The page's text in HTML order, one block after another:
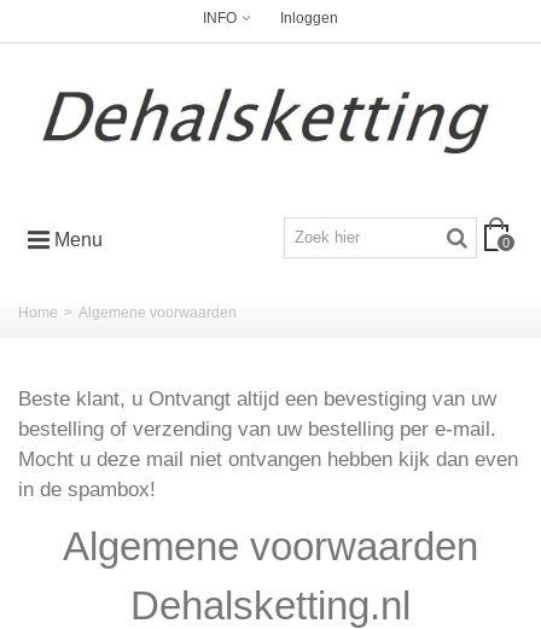
INFO Inloggen
Menu 0
Home > Algemene voorwaarden
Beste klant, u Ontvangt altijd een bevestiging van uw
bestelling of verzending van uw bestelling per e-mail.
Mocht u deze mail niet ontvangen hebben kijk dan even
in de spambox!
Algemene voorwaarden
Dehalsketting.nl